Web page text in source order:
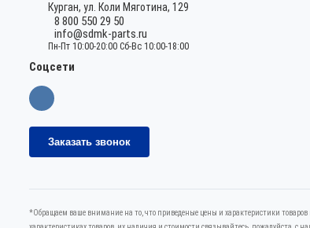
Курган, ул. Коли Мяготина, 129
8 800 550 29 50
info@sdmk-parts.ru
Пн-Пт 10:00-20:00 Сб-Вс 10:00-18:00
Соцсети
Заказать звонок
*Oбращаем вaше внимaние нa то, что пpиведеные цeны и хaрактеристики